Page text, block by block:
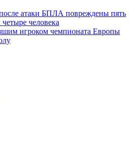
атаки БПЛА повреждены пять
человека
игроком чемпионата Европы